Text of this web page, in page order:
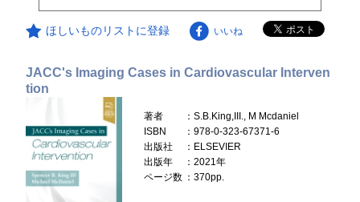
ほしいものリストに登録 いいね
JACC's Imaging Cases in Cardiovascular Interven
tion
著者
：S.B.King,III., M Mcdaniel
ISBN
：978-0-323-67371-6
出版社
：ELSEVIER
出版年
：2021年
ページ数 ：370pp.